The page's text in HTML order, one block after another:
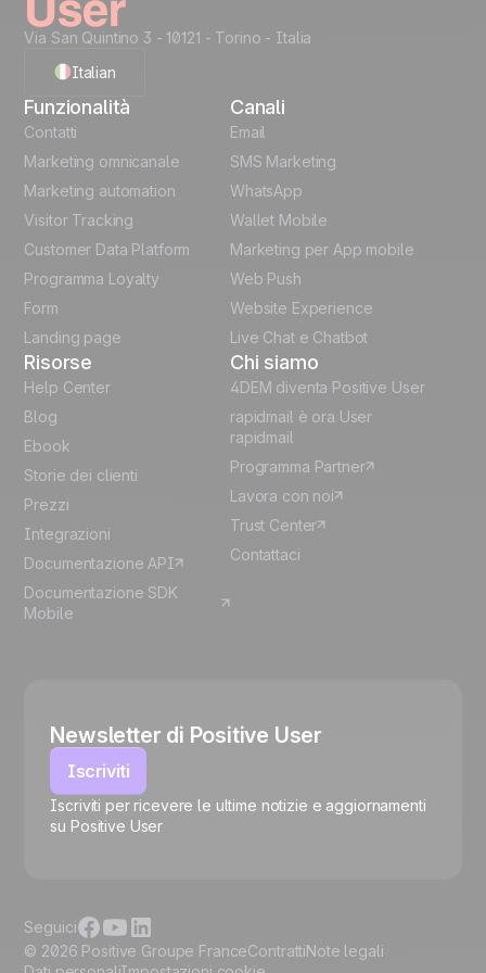
Via San Quintino 3 - 10121 - Torino - Italia
Italian
English
French
Polish
German
Español
Funzionalità
Contatti
Marketing omnicanale
Marketing automation
Visitor Tracking
Customer Data Platform
Programma Loyalty
Form
Landing page
Canali
Email
SMS Marketing
WhatsApp
Wallet Mobile
Marketing per App mobile
Web Push
Website Experience
Live Chat e Chatbot
Risorse
Help Center
Blog
Ebook
Storie dei clienti
Prezzi
Integrazioni
Documentazione API
Documentazione SDK
Mobile
Chi siamo
4DEM diventa Positive User
rapidmail è ora User
rapidmail
Programma Partner
Lavora con noi
Trust Center
Contattaci
Newsletter di Positive User
Iscriviti
Iscriviti per ricevere le ultime notizie e aggiornamenti
su Positive User
© 2026 Positive Groupe FranceContrattiNote legali
Seguici